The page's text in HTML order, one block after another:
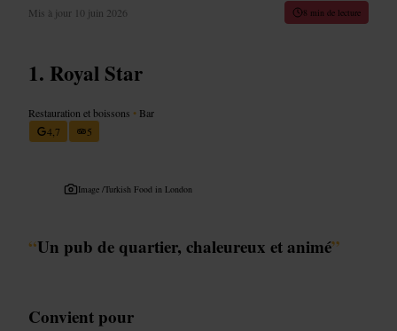
Mis à jour 10 juin 2026 8 min de lecture
Royal Star
Restauration et boissons • Bar
4,7
5
Image /Turkish Food in London
“Un pub de quartier, chaleureux et animé”
Convient pour